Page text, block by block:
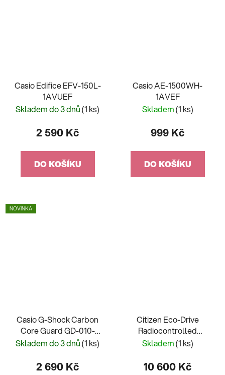
Casio Edifice EFV-150L-
1AVUEF
Skladem do 3 dnů(1 ks)
2 590 Kč
DO KOŠÍKU
Casio AE-1500WH-
1AVEF
Skladem(1 ks)
999 Kč
DO KOŠÍKU
NOVINKA
Casio G-Shock Carbon
Core Guard GD-010-
3ER
Skladem do 3 dnů(1 ks)
2 690 Kč
Citizen Eco-Drive
Radiocontrolled
CB0010-88E
Skladem(1 ks)
10 600 Kč